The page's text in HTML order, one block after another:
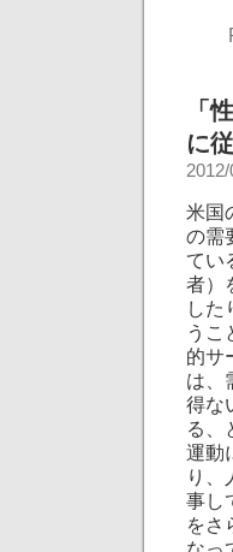
「
に
米国
の需
てい
者）
した
うこ
的サ
は、
得な
る、
運動
り、
事し
をさ